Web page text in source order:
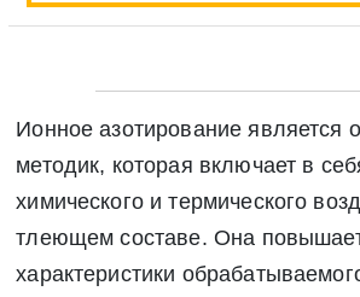
Ионное азотирование является
методик, которая включает в
химического и термического
тлеющем составе. Она
характеристики